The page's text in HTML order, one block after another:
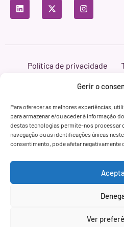
Gerir o
Para oferecer as melhores experiências,
para armazenar e/ou aceder à informação
destas tecnologias permite-nos processar
navegação ou as identificações únicas
consentimento, pode afetar negativamente
Ver
Política de privacidade
Branding & Web ASH